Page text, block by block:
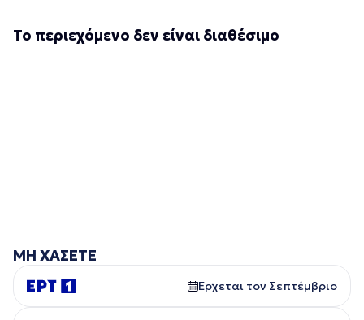
Το περιεχόμενο δεν είναι διαθέσιμο
ΜΗ ΧΑΣΕΤΕ
Έρχεται τον Σεπτέμβριο